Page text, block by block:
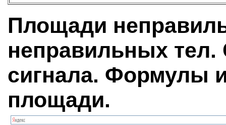
Площади
неправильных тел.
сигнала. Формулы
площади.